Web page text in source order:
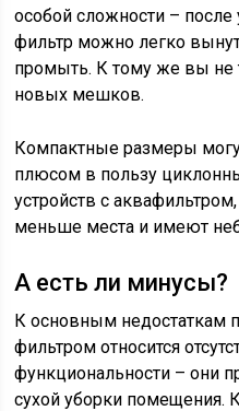
особой сложности –
фильтр можно легко
промыть. К тому же вы не
новых мешков.
Компактные размеры
плюсом в пользу
устройств с
меньше места и имеют
А есть ли минусы?
К основным недостаткам
фильтром относится
функциональности – они
сухой уборки помещения.